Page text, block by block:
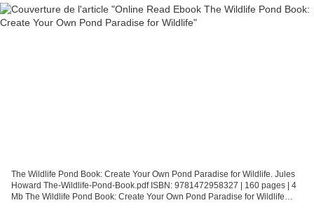
The Wildlife Pond Book: Create Your Own Pond Paradise for Wildlife. Jules
Howard The-Wildlife-Pond-Book.pdf ISBN: 9781472958327 | 160 pages | 4
Mb The Wildlife Pond Book: Create Your Own Pond Paradise for Wildlife